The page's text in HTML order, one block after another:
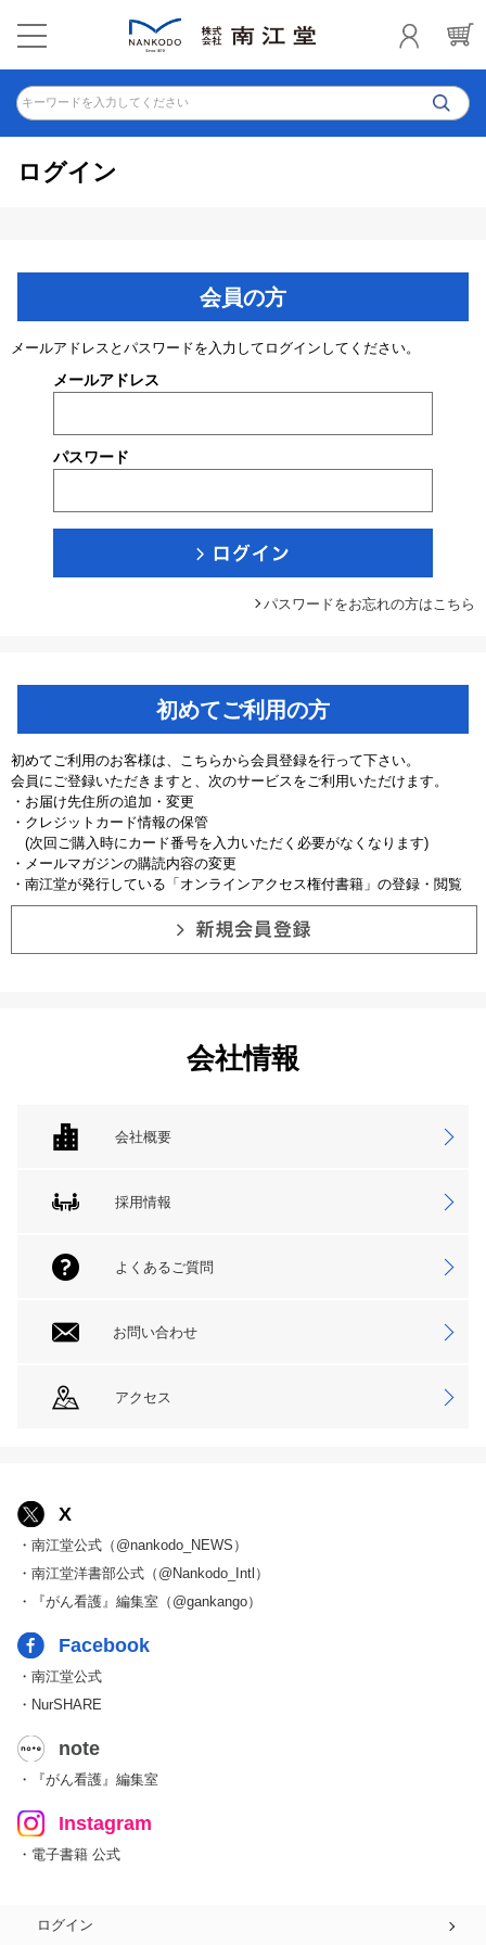
キーワードを入力してください
ログイン
会員の方
メールアドレスとパスワードを入力してログインしてください。
メールアドレス
パスワード
パスワードをお忘れの方はこちら
初めてご利用の方
初めてご利用のお客様は、こちらから会員登録を行って下さい。
会員にご登録いただきますと、次のサービスをご利用いただけます。
・お届け先住所の追加・変更
・クレジットカード情報の保管
(次回ご購入時にカード番号を入力いただく必要がなくなります)
・メールマガジンの購読内容の変更
・南江堂が発行している「オンラインアクセス権付書籍」の登録・閲覧
会社情報
会社概要
採用情報
よくあるご質問
お問い合わせ
アクセス
X
・南江堂公式（@nankodo_NEWS）
・南江堂洋書部公式（@Nankodo_Intl）
・『がん看護』編集室（@gankango）
Facebook
・南江堂公式
・NurSHARE
note
・『がん看護』編集室
Instagram
・電子書籍 公式
ログイン